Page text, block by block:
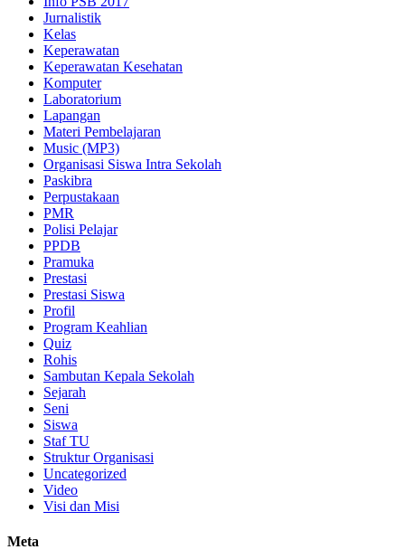
Jurnalistik
Kelas
Keperawatan
Keperawatan Kesehatan
Komputer
Laboratorium
Lapangan
Materi Pembelajaran
Music (MP3)
Organisasi Siswa Intra Sekolah
Paskibra
Perpustakaan
PMR
Polisi Pelajar
PPDB
Pramuka
Prestasi
Prestasi Siswa
Profil
Program Keahlian
Quiz
Rohis
Sambutan Kepala Sekolah
Sejarah
Seni
Siswa
Staf TU
Struktur Organisasi
Uncategorized
Video
Visi dan Misi
Meta